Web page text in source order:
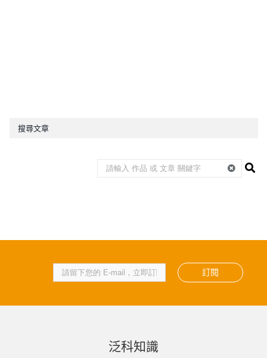
搜尋文章
訂閱
泛科知識